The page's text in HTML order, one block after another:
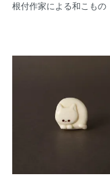
根付作家による和こもの